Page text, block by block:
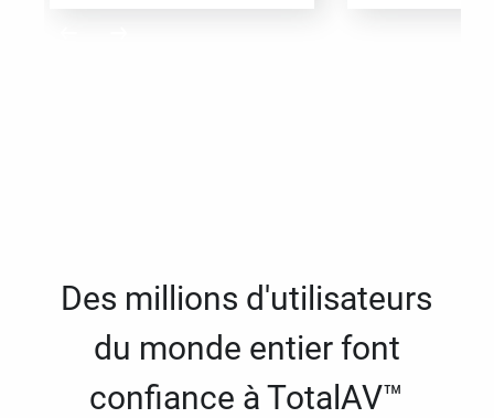
Des millions d'utilisateurs
du monde entier font
confiance à TotalAV™